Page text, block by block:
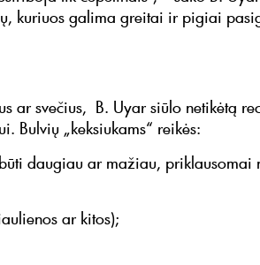
kuriuos galima greitai ir pigiai
ar svečius, B. Uyar siūlo netikėtą
Bulvių „keksiukams“ reikės:
daugiau ar mažiau, priklausomai
ar kitos);